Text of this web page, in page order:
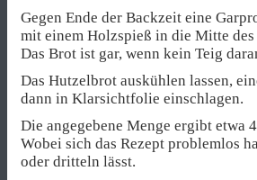
Gegen Ende der Backzeit eine
mit einem Holzspieß in die Mitte des
Das Brot ist gar, wenn kein Teig
Das Hutzelbrot auskühlen lassen,
dann in Klarsichtfolie einschlagen.
Die angegebene Menge ergibt etwa
Wobei sich das Rezept problemlos
oder dritteln lässt.